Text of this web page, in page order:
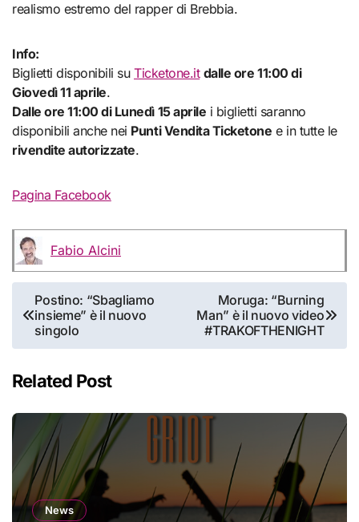
realismo estremo del rapper di Brebbia.
Info:
Biglietti disponibili su Ticketone.it dalle ore 11:00 di
Giovedì 11 aprile.
Dalle ore 11:00 di Lunedì 15 aprile i biglietti saranno
disponibili anche nei Punti Vendita Ticketone e in tutte le
rivendite autorizzate.
Pagina Facebook
Fabio Alcini
Navigazione
articoli
Postino: “Sbagliamo
insieme” è il nuovo
singolo
Moruga: “Burning
Man” è il nuovo video
#TRAKOFTHENIGHT
Related Post
News